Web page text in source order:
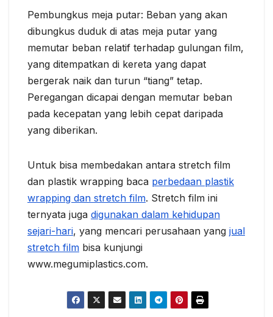
Pembungkus meja putar: Beban yang akan
dibungkus duduk di atas meja putar yang
memutar beban relatif terhadap gulungan film,
yang ditempatkan di kereta yang dapat
bergerak naik dan turun “tiang” tetap.
Peregangan dicapai dengan memutar beban
pada kecepatan yang lebih cepat daripada
yang diberikan.
Untuk bisa membedakan antara stretch film
dan plastik wrapping baca perbedaan plastik
wrapping dan stretch film. Stretch film ini
ternyata juga digunakan dalam kehidupan
sejari-hari, yang mencari perusahaan yang jual
stretch film bisa kunjungi
www.megumiplastics.com.